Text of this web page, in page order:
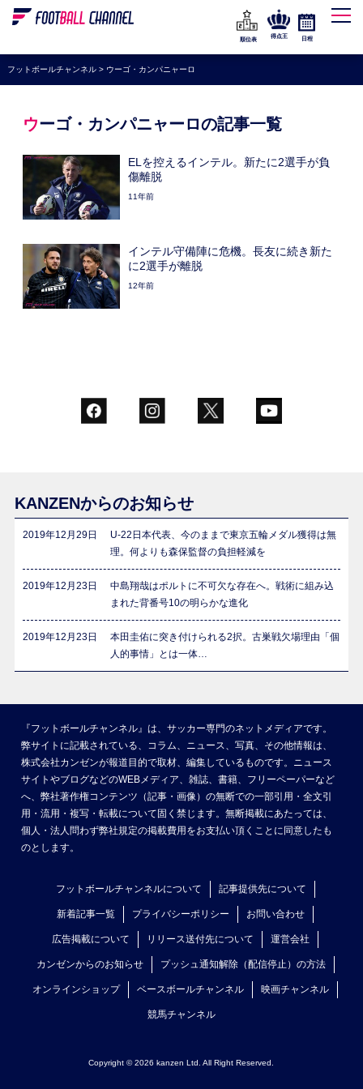
WEリーグ
海外サッカー
プレミアリーグ
ラ・リーガ
ブンデスリーガ
UEFA
高校サッカー
動画
順位表
得点王 日程
フットボールチャンネル> ウーゴ・カンパニャーロ
ウーゴ・カンパニャーロの記事一覧
ELを控えるインテル。新たに2選手が負
傷離脱
11年前
インテル守備陣に危機。長友に続き新た
に2選手が離脱
12年前
KANZENからのお知らせ
2019年12月29日
U-22日本代表、今のままで東京五輪メダル獲得は無
理。何よりも森保監督の負担軽減を
2019年12月23日
中島翔哉はポルトに不可欠な存在へ。戦術に組み込
まれた背番号10の明らかな進化
2019年12月23日
本田圭佑に突き付けられる2択。古巣戦欠場理由「個
人的事情」とは一体…
『フットボールチャンネル』は、サッカー専門のネットメディアです。
弊サイトに記載されている、コラム、ニュース、写真、その他情報は、
株式会社カンゼンが報道目的で取材、編集しているものです。ニュース
サイトやブログなどのWEBメディア、雑誌、書籍、フリーペーパーなど
へ、弊社著作権コンテンツ（記事・画像）の無断での一部引用・全文引
用・流用・複写・転載について固く禁じます。無断掲載にあたっては、
個人・法人問わず弊社規定の掲載費用をお支払い頂くことに同意したも
のとします。
フットボールチャンネルについて 記事提供先について
新着記事一覧 プライバシーポリシー お問い合わせ
広告掲載について リリース送付先について 運営会社
カンゼンからのお知らせ プッシュ通知解除（配信停止）の方法
オンラインショップ ベースボールチャンネル 映画チャンネル
競馬チャンネル
Copyright © 2026 kanzen Ltd. All Right Reserved.